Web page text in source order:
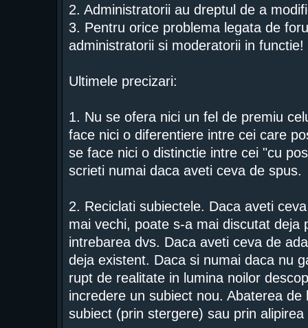
2. Administratorii au dreptul de a
3. Pentru orice problema legata de
administratorii si moderatorii in functie!
Ultimele precizari:
1. Nu se ofera nici un fel de premiu
face nici o diferentiere intre cei care
se face nici o distinctie intre cei "cu
scrieti numai daca aveti ceva de spus.
2. Reciclati subiectele. Daca aveti
mai vechi, poate s-a mai discutat
intrebarea dvs. Daca aveti ceva de
deja existent. Daca si numai daca nu
rupt de realitate in lumina noilor
incredere un subiect nou. Abaterea
subiect (prin stergere) sau prin